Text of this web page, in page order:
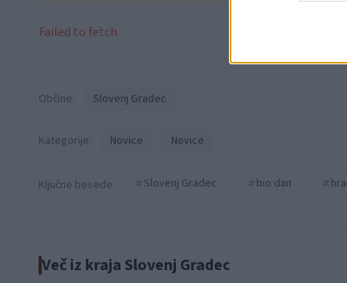
Failed to fetch
Občine: Slovenj Gradec
Kategorije: Novice Novice
Ključne besede: Slovenj Gradec bio dan
Več iz kraja Slovenj Gradec